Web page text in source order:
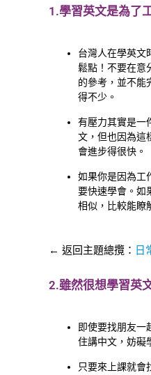
1.學習英文是為了
台灣人在學英文
鬆點！不要在意
的參考，並不能
得不少。
有壓力其實是一
文，但也因為這
會進步得很快。
如果你是因為工
要快速學會。如
相似，比較能瞭
← 返回主題總攬： 日
2.雖然很想學習英
即使要找朋友一
住講中文，妨礙
只要來上課就會